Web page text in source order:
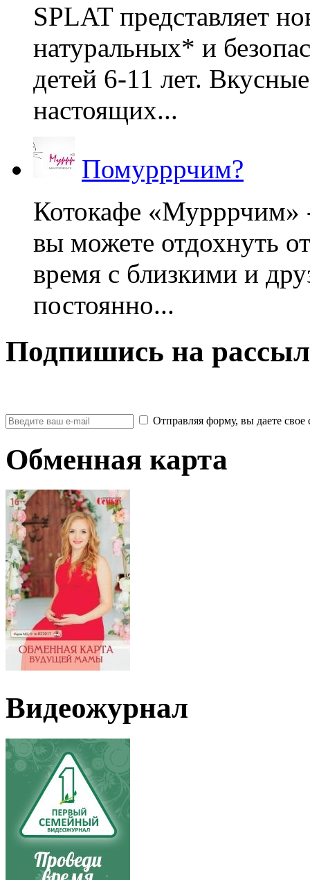
SPLAT представляет
натуральных* и
детей 6-11 лет.
настоящих...
Помурррчим?
Котокафе «Мурррчим»
вы можете отдохнуть
время с близкими и
постоянно...
Подпишись на
Отправляя форму, вы даете
Обменная карта
Видеожурнал